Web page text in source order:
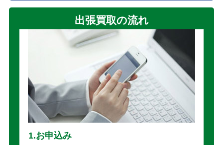
出張買取の流れ
1.お申込み